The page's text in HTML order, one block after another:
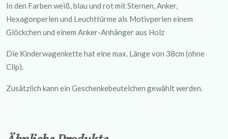
In den Farben weiß, blau und rot mit Sternen, Anker,
Hexagonperlen und Leuchttürme als Motivperlen einem
Glöckchen und einem Anker-Anhänger aus Holz
Die Kinderwagenkette hat eine max. Länge von 38cm (ohne
Clip).
Zusätzlich kann ein Geschenkebeutelchen gewählt werden.